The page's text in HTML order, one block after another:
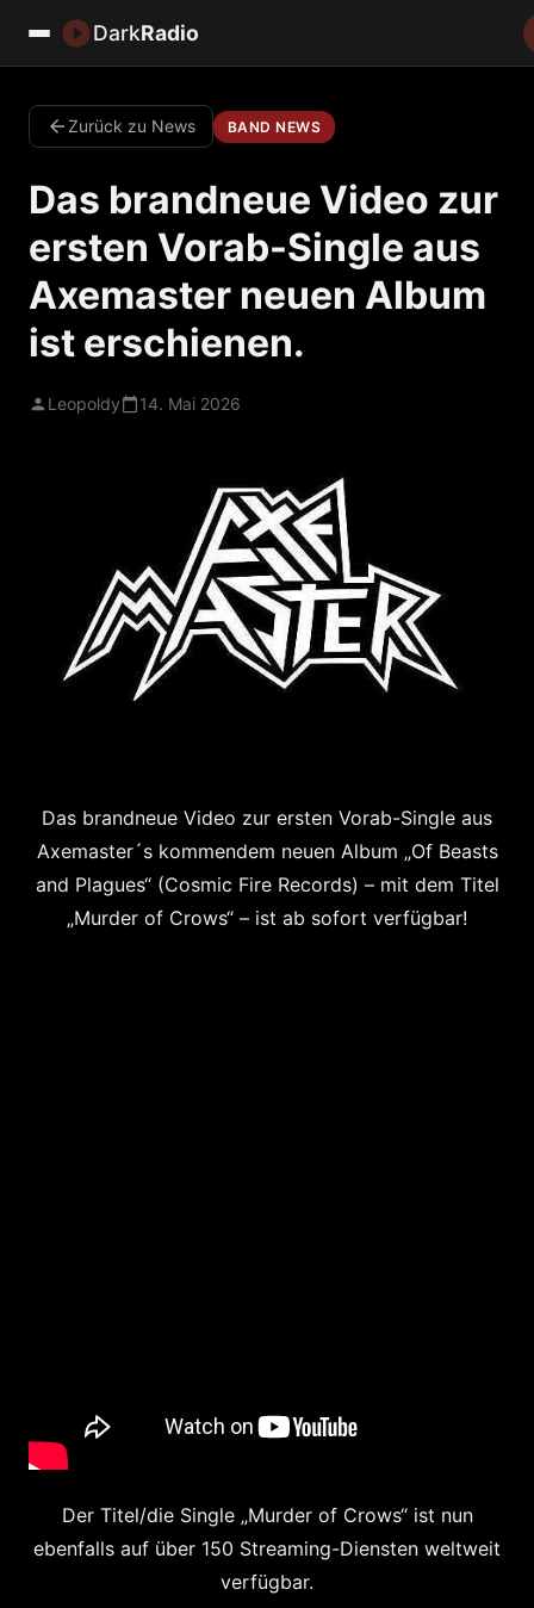
DarkRadio
Zurück zu News BAND NEWS
Das brandneue Video zur
ersten Vorab-Single aus
Axemaster neuen Album
ist erschienen.
Leopoldy 14. Mai 2026
Das brandneue Video zur ersten Vorab-Single aus
Axemaster´s kommendem neuen Album „Of Beasts
and Plagues“ (Cosmic Fire Records) – mit dem Titel
„Murder of Crows“ – ist ab sofort verfügbar!
Der Titel/die Single „Murder of Crows“ ist nun
ebenfalls auf über 150 Streaming-Diensten weltweit
verfügbar.